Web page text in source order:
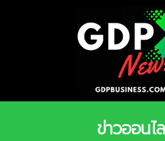
ข่าวออน